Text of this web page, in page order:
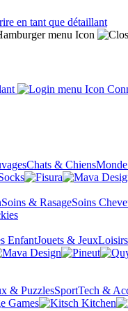
en tant que détaillant
Chats & Chiens
Soins & RasageSoins
EnfantJouets & Jeux
& PuzzlesSportTech &